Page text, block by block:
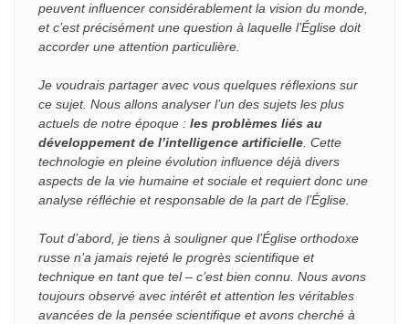
peuvent influencer considérablement la vision du monde,
et c’est précisément une question à laquelle l’Église doit
accorder une attention particulière.
Je voudrais partager avec vous quelques réflexions sur
ce sujet. Nous allons analyser l’un des sujets les plus
actuels de notre époque : les problèmes liés au
développement de l’intelligence artificielle. Cette
technologie en pleine évolution influence déjà divers
aspects de la vie humaine et sociale et requiert donc une
analyse réfléchie et responsable de la part de l’Église.
Tout d’abord, je tiens à souligner que l’Église orthodoxe
russe n’a jamais rejeté le progrès scientifique et
technique en tant que tel – c’est bien connu. Nous avons
toujours observé avec intérêt et attention les véritables
avancées de la pensée scientifique et avons cherché à